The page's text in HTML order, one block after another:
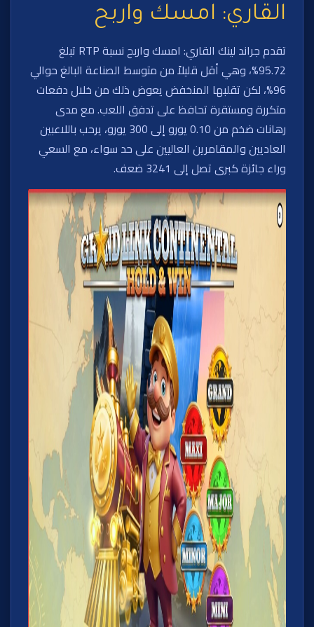
القاري: امسك واربح
تقدم جراند لينك القاري: امسك واربح نسبة RTP تبلغ
95.72%، وهي أقل قليلاً من متوسط الصناعة البالغ حوالي
96%، لكن تقلبها المنخفض يعوض ذلك من خلال دفعات
متكررة ومستقرة تحافظ على تدفق اللعب. مع مدى
رهانات ضخم من 0.10 يورو إلى 300 يورو، يرحب باللاعبين
العاديين والمقامرين العاليين على حد سواء، مع السعي
وراء جائزة كبرى تصل إلى 3241 ضعف.